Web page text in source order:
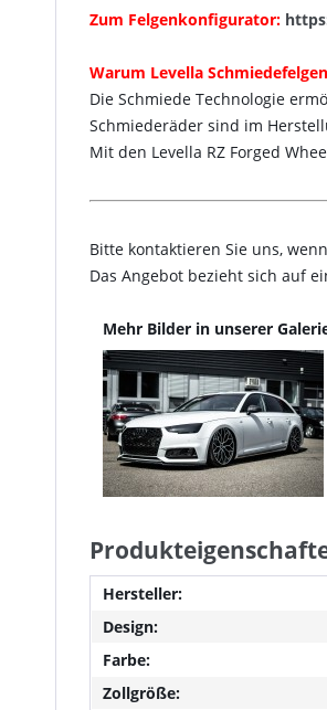
Zum Felgenkonfigurator:
Warum Levella
Die Schmiede Technologie
Schmiederäder sind im
Mit den Levella RZ Forged
Bitte kontaktieren Sie uns,
Das Angebot bezieht sich auf
Mehr Bilder in unserer
Hersteller:
Design:
Farbe:
Zollgröße: